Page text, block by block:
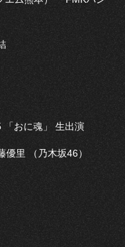
「おに魂」 生出演
里 （乃木坂46）